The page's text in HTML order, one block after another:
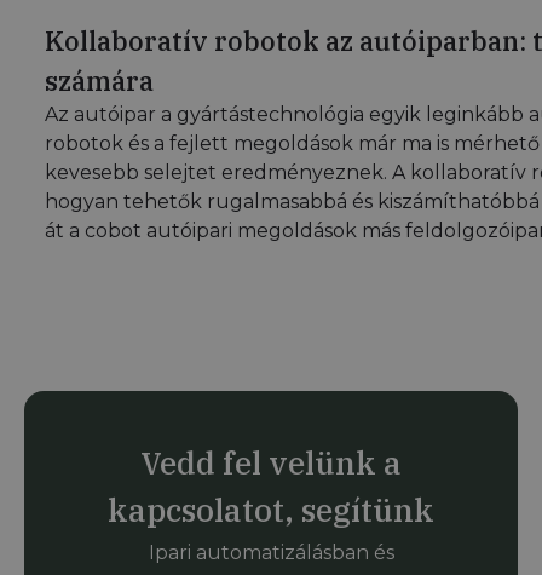
Kollaboratív robotok az autóiparban:
számára
Az autóipar a gyártástechnológia egyik
robotok és a fejlett megoldások már ma is
kevesebb selejtet eredményeznek. A kollaboratív
hogyan tehetők rugalmasabbá és
át a cobot autóipari megoldások más
Vedd fel velünk a
kapcsolatot, segítünk
Ipari automatizálásban és